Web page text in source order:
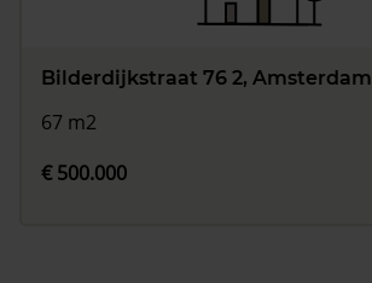
Bilderdijkstraat 76 2, Amsterdam
67 m2
€ 500.000